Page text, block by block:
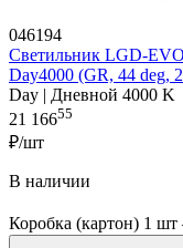
046194
Светильник LGD-
Day4000 (GR, 44 deg,
Day | Дневной 4000 K
21 16655
₽/шт
В наличии
Коробка (картон) 1